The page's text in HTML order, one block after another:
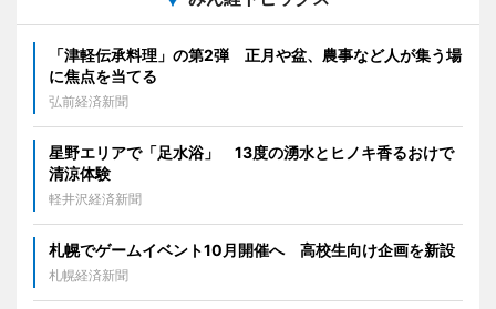
「津軽伝承料理」の第2弾 正月や盆、農事など人が集う場
に焦点を当てる
弘前経済新聞
星野エリアで「足水浴」 13度の湧水とヒノキ香るおけで
清涼体験
軽井沢経済新聞
札幌でゲームイベント10月開催へ 高校生向け企画を新設
札幌経済新聞